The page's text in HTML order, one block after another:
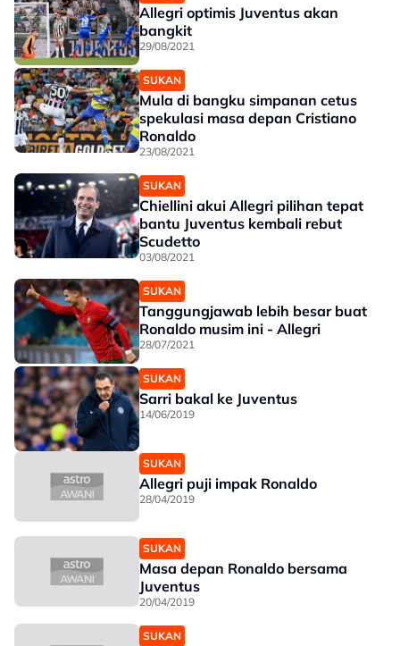
Allegri optimis Juventus akan
bangkit
29/08/2021
SUKAN
Mula di bangku simpanan cetus
spekulasi masa depan Cristiano
Ronaldo
23/08/2021
SUKAN
Chiellini akui Allegri pilihan tepat
bantu Juventus kembali rebut
Scudetto
03/08/2021
SUKAN
Tanggungjawab lebih besar buat
Ronaldo musim ini - Allegri
28/07/2021
SUKAN
Sarri bakal ke Juventus
14/06/2019
SUKAN
Allegri puji impak Ronaldo
28/04/2019
SUKAN
Masa depan Ronaldo bersama
Juventus
20/04/2019
SUKAN